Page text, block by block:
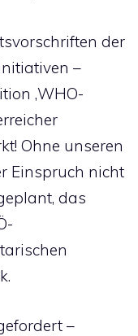
der
–
‚WHO-
Ohne unseren
Einspruch nicht
das
–